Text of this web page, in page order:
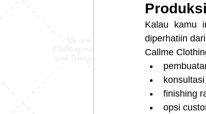
Kalau kamu
diperhatiin
Callme
finishing
opsi